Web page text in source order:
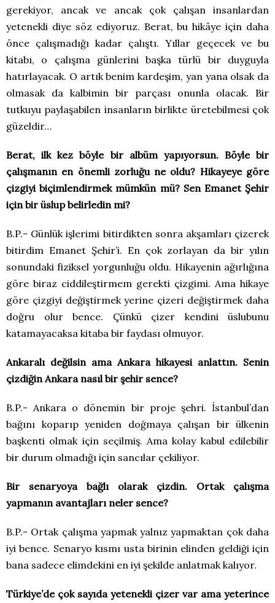
gerekiyor, ancak ve ancak çok çalışan insanlardan
yetenekli diye söz ediyoruz. Berat, bu hikâye için daha
önce çalışmadığı kadar çalıştı. Yıllar geçecek ve bu
kitabı, o çalışma günlerini başka türlü bir duyguyla
hatırlayacak. O artık benim kardeşim, yan yana olsak da
olmasak da kalbimin bir parçası onunla olacak. Bir
tutkuyu paylaşabilen insanların birlikte üretebilmesi çok
güzeldir…
Berat, ilk kez böyle bir albüm yapıyorsun. Böyle bir
çalışmanın en önemli zorluğu ne oldu? Hikayeye göre
çizgiyi biçimlendirmek mümkün mü? Sen Emanet Şehir
için bir üslup belirledin mi?
B.P.- Günlük işlerimi bitirdikten sonra akşamları çizerek
bitirdim Emanet Şehir’i. En çok zorlayan da bir yılın
sonundaki fiziksel yorgunluğu oldu. Hikayenin ağırlığına
göre biraz ciddileştirmem gerekti çizgimi. Ama hikaye
göre çizgiyi değiştirmek yerine çizeri değiştirmek daha
doğru olur bence. Çünkü çizer kendini üslubunu
katamayacaksa kitaba bir faydası olmuyor.
Ankaralı değilsin ama Ankara hikayesi anlattın. Senin
çizdiğin Ankara nasıl bir şehir sence?
B.P.- Ankara o dönemin bir proje şehri. İstanbul’dan
bağını koparıp yeniden doğmaya çalışan bir ülkenin
başkenti olmak için seçilmiş. Ama kolay kabul edilebilir
bir durum olmadığı için sancılar çekiliyor.
Bir senaryoya bağlı olarak çizdin. Ortak çalışma
yapmanın avantajları neler sence?
B.P.- Ortak çalışma yapmak yalnız yapmaktan çok daha
iyi bence. Senaryo kısmı usta birinin elinden geldiği için
bana sadece elimdekini en iyi şekilde anlatmak kalıyor.
Türkiye’de çok sayıda yetenekli çizer var ama yeterince